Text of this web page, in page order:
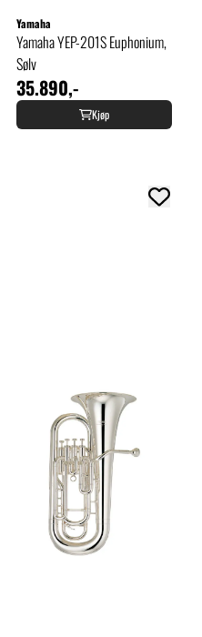
Yamaha
Yamaha YEP-201S Euphonium,
Sølv
35.890,-
Kjøp